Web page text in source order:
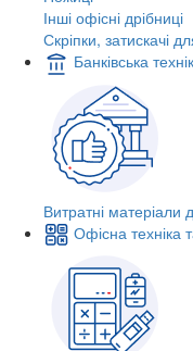
Інші офісні дрібниці
Скріпки, затискачі
Банківська
Витратні матеріали
Офісна техніка